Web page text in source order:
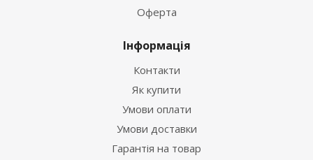
Оферта
Інформація
Контакти
Як купити
Умови оплати
Умови доставки
Гарантія на товар